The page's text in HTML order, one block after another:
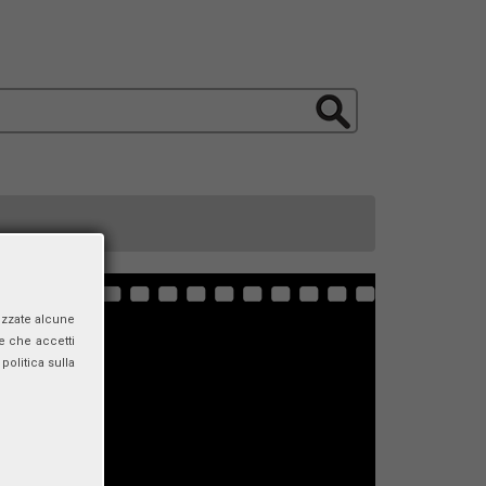
alcune
che accetti
sulla